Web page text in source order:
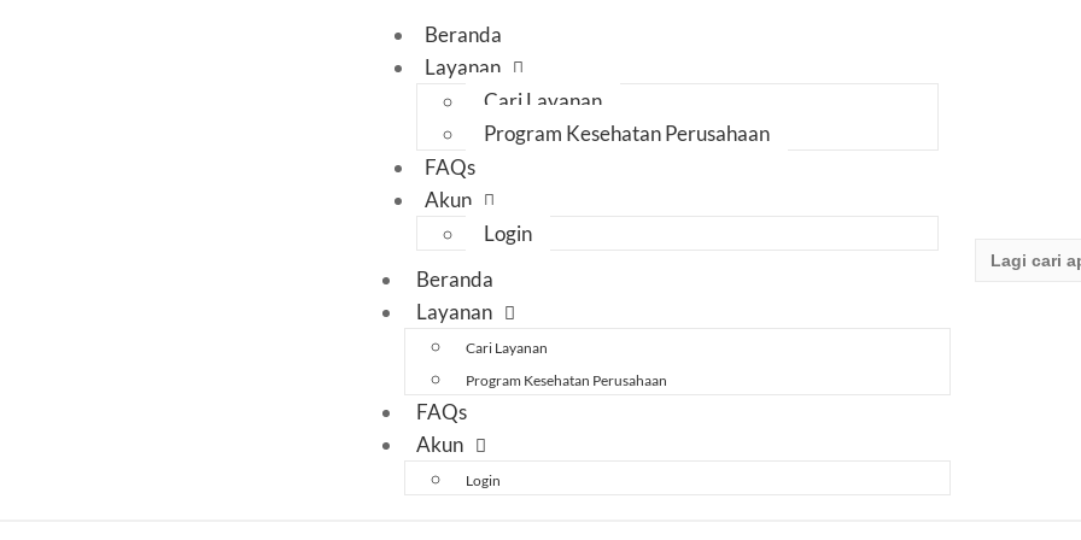
Beranda
Layanan
Cari Layanan
Program Kesehatan Perusahaan
FAQs
Akun
Login
Beranda
Layanan
Cari Layanan
Program Kesehatan Perusahaan
FAQs
Akun
Login
for: